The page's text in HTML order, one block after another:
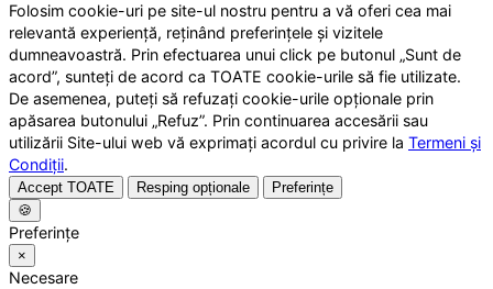
Folosim cookie-uri pe site-ul nostru pentru a vă oferi cea mai
relevantă experiență, reținând preferințele și vizitele
dumneavoastră. Prin efectuarea unui click pe butonul „Sunt de
acord”, sunteți de acord ca TOATE cookie-urile să fie utilizate.
De asemenea, puteți să refuzați cookie-urile opționale prin
apăsarea butonului „Refuz”. Prin continuarea accesării sau
utilizării Site-ului web vă exprimați acordul cu privire la Termeni și
Condiții.
Accept TOATE Resping opționale
Preferințe
🍪
Preferințe
×
Necesare